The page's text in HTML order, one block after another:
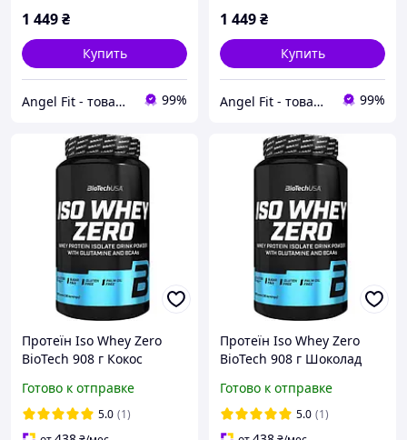
1 449₴
Купить
Angel Fit - товари для здоров'я, спорту та активного життя 99%
1 449₴
Купить
Angel Fit - товари для здоров'я, спорту та активного життя 99%
Протеїн Iso Whey Zero
BioTech 908 г Кокос
Готово к отправке
5.0 (1)
Протеїн Iso Whey Zero
BioTech 908 г Шоколад
Готово к отправке
5.0 (1)